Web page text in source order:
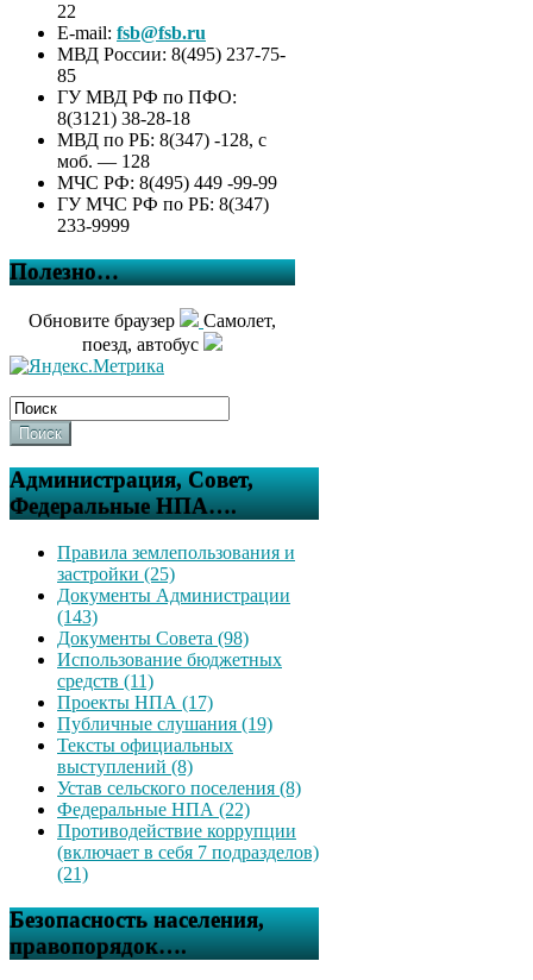
22
E-mail: fsb@fsb.ru
МВД России: 8(495) 237-75-
85
ГУ МВД РФ по ПФО:
8(3121) 38-28-18
МВД по РБ: 8(347) -128, с
моб. — 128
МЧС РФ: 8(495) 449 -99-99
ГУ МЧС РФ по РБ: 8(347)
233-9999
Полезно…
Обновите браузер
Самолет,
поезд, автобус
Поиск
Администрация, Совет,
Федеральные НПА….
Правила землепользования и
застройки (25)
Документы Администрации
(143)
Документы Совета (98)
Использование бюджетных
средств (11)
Проекты НПА (17)
Публичные слушания (19)
Тексты официальных
выступлений (8)
Устав сельского поселения (8)
Федеральные НПА (22)
Противодействие коррупции
(включает в себя 7 подразделов)
(21)
Безопасность населения,
правопорядок….